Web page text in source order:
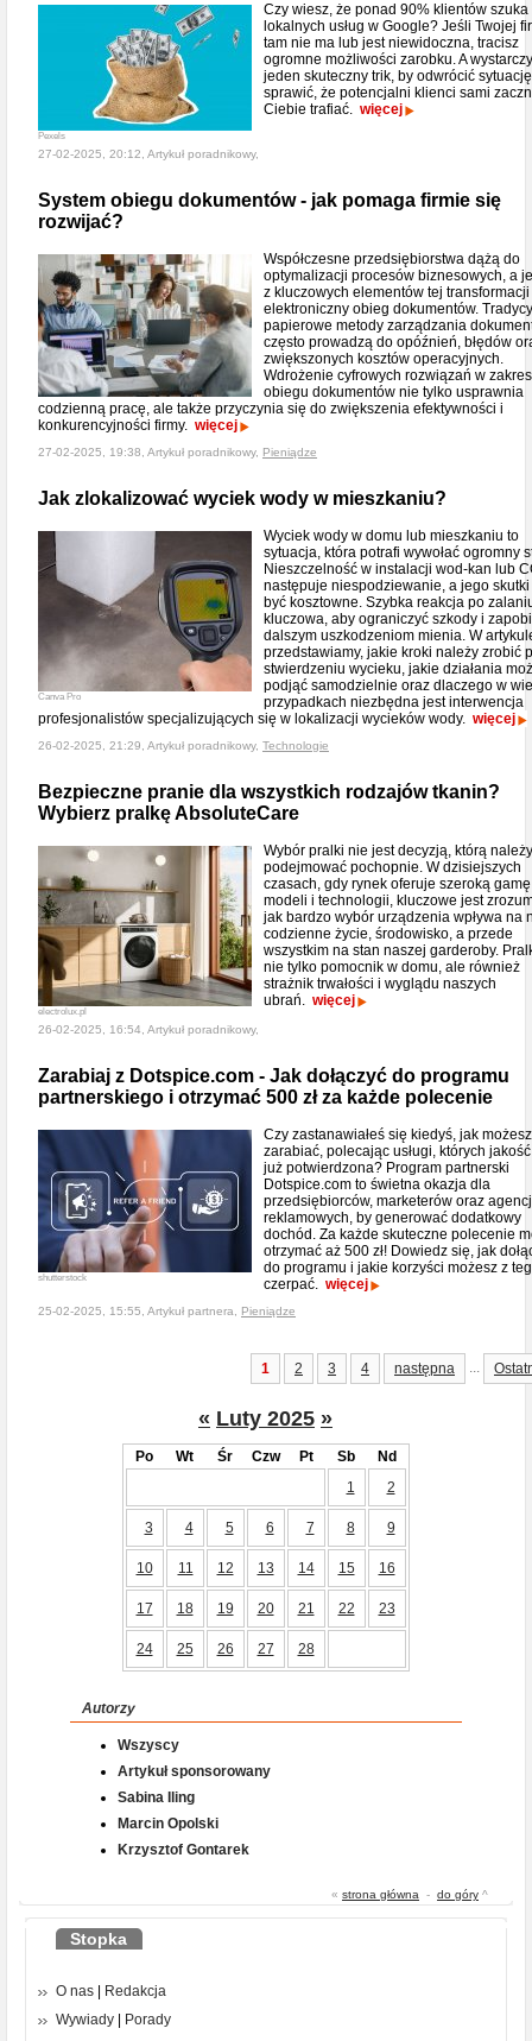
Pexels
Czy wiesz, że ponad 90% klientów szuka
lokalnych usług w Google? Jeśli Twojej
tam nie ma lub jest niewidoczna, tracisz
ogromne możliwości zarobku. A wystarczy
jeden skuteczny trik, by odwrócić
sprawić, że potencjalni klienci sami
Ciebie trafiać. więcej
27-02-2025, 20:12, Artykuł poradnikowy,
System obiegu dokumentów - jak pomaga firmie się
rozwijać?
Współczesne przedsiębiorstwa dążą do
optymalizacji procesów biznesowych, a
z kluczowych elementów tej transformacji
elektroniczny obieg dokumentów.
papierowe metody zarządzania
często prowadzą do opóźnień, błędów
zwiększonych kosztów operacyjnych.
Wdrożenie cyfrowych rozwiązań w
obiegu dokumentów nie tylko usprawnia
codzienną pracę, ale także przyczynia się do zwiększenia efektywności i
konkurencyjności firmy. więcej
27-02-2025, 19:38, Artykuł poradnikowy, Pieniądze
Jak zlokalizować wyciek wody w mieszkaniu?
Canva Pro
Wyciek wody w domu lub mieszkaniu to
sytuacja, która potrafi wywołać ogromny
Nieszczelność w instalacji wod-kan lub
następuje niespodziewanie, a jego
być kosztowne. Szybka reakcja po
kluczowa, aby ograniczyć szkody i
dalszym uszkodzeniom mienia. W
przedstawiamy, jakie kroki należy zrobić
stwierdzeniu wycieku, jakie działania
podjąć samodzielnie oraz dlaczego w
przypadkach niezbędna jest interwencja
profesjonalistów specjalizujących się w lokalizacji wycieków wody. więcej
26-02-2025, 21:29, Artykuł poradnikowy, Technologie
Bezpieczne pranie dla wszystkich rodzajów tkanin?
Wybierz pralkę AbsoluteCare
electrolux.pl
Wybór pralki nie jest decyzją, którą należy
podejmować pochopnie. W dzisiejszych
czasach, gdy rynek oferuje szeroką gamę
modeli i technologii, kluczowe jest
jak bardzo wybór urządzenia wpływa na
codzienne życie, środowisko, a przede
wszystkim na stan naszej garderoby.
nie tylko pomocnik w domu, ale również
strażnik trwałości i wyglądu naszych
ubrań. więcej
26-02-2025, 16:54, Artykuł poradnikowy,
Zarabiaj z Dotspice.com - Jak dołączyć do programu
partnerskiego i otrzymać 500 zł za każde polecenie
shutterstock
Czy zastanawiałeś się kiedyś, jak możesz
zarabiać, polecając usługi, których
już potwierdzona? Program partnerski
Dotspice.com to świetna okazja dla
przedsiębiorców, marketerów oraz
reklamowych, by generować dodatkowy
dochód. Za każde skuteczne polecenie
otrzymać aż 500 zł! Dowiedz się, jak
do programu i jakie korzyści możesz z
czerpać. więcej
25-02-2025, 15:55, Artykuł partnera, Pieniądze
1 2 3 4 następna ...
« Luty 2025 »
Po Wt Śr Czw Pt Sb
Nd
1
2
3 4 5 6 7 8 9
10 11 12 13 14 15 16
17 18 19 20 21 22 23
24 25 26 27 28
Autorzy
Wszyscy
Artykuł sponsorowany
Sabina Iling
Marcin Opolski
Krzysztof Gontarek
« strona główna - do góry ^
Stopka
O nas | Redakcja
Wywiady | Porady